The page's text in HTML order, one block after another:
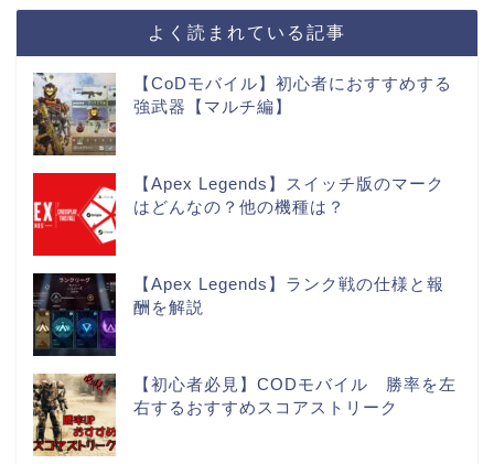
よく読まれている記事
【CoDモバイル】初心者におすすめする
強武器【マルチ編】
【Apex Legends】スイッチ版のマーク
はどんなの？他の機種は？
【Apex Legends】ランク戦の仕様と報
酬を解説
【初心者必見】CODモバイル 勝率を左
右するおすすめスコアストリーク